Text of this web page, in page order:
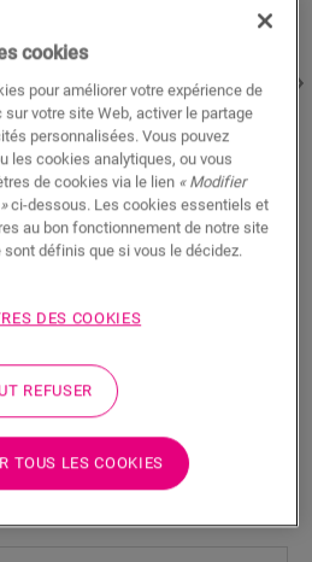
cookies
pour améliorer votre expérience de
votre site Web, activer le partage
personnalisées. Vous pouvez
les cookies analytiques, ou vous
de cookies via le lien « Modifier
ci-dessous. Les cookies essentiels et
au bon fonctionnement de notre site
définis que si vous le décidez.
DES COOKIES
REFUSER
TOUS LES COOKIES